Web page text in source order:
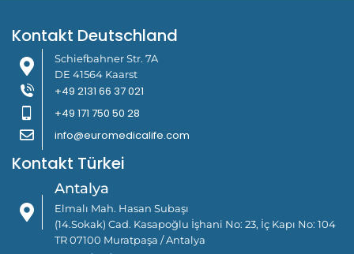
Kontakt Deutschland
Schiefbahner Str. 7A
DE 41564 Kaarst
+49 2131 66 37 021
+49 171 750 50 28
info@euromedicalife.com
Kontakt Türkei
Antalya
Elmalı Mah. Hasan Subaşı
(14.Sokak) Cad. Kasapoğlu İşhani No: 23, İç Kapı No: 104
TR 07100 Muratpaşa / Antalya